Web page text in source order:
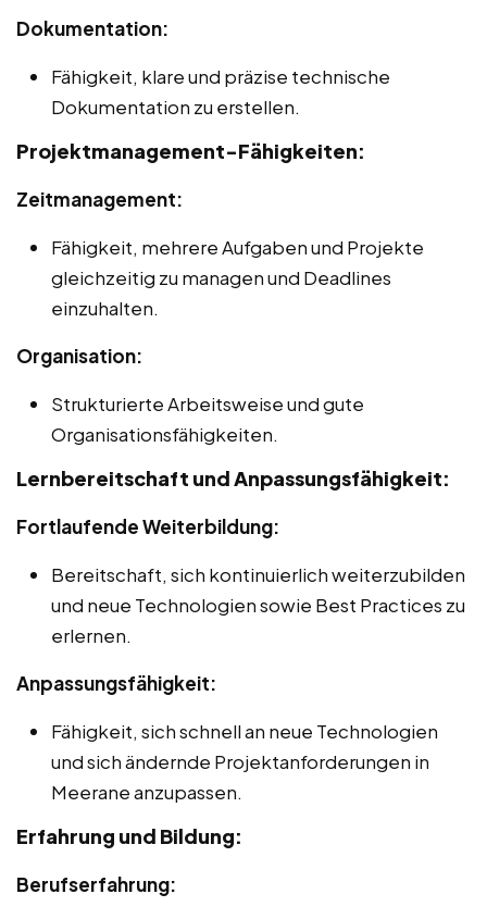
Dokumentation:
Fähigkeit, klare und präzise technische
Dokumentation zu erstellen.
Projektmanagement-Fähigkeiten:
Zeitmanagement:
Fähigkeit, mehrere Aufgaben und Projekte
gleichzeitig zu managen und Deadlines
einzuhalten.
Organisation:
Strukturierte Arbeitsweise und gute
Organisationsfähigkeiten.
Lernbereitschaft und Anpassungsfähigkeit:
Fortlaufende Weiterbildung:
Bereitschaft, sich kontinuierlich weiterzubilden
und neue Technologien sowie Best Practices zu
erlernen.
Anpassungsfähigkeit:
Fähigkeit, sich schnell an neue Technologien
und sich ändernde Projektanforderungen in
Meerane anzupassen.
Erfahrung und Bildung:
Berufserfahrung: